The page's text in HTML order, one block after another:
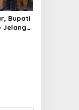
Bupati
Jelang